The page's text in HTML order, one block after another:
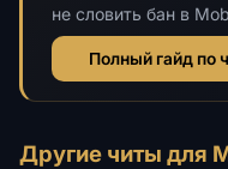
не словить бан в
Полный гайд по
Другие читы для